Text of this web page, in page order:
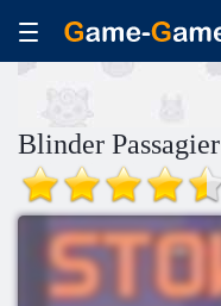
Blinder Passagier